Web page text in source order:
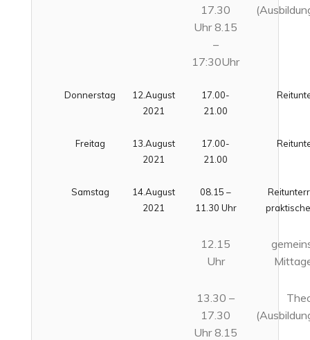
17.30
Uhr 8.15
–
17:30Uhr
Donnerstag
12.August
2021
17.00-
21.00
Freitag
13.August
2021
17.00-
21.00
Samstag
14.August
2021
08.15 –
11.30 Uhr
12.15
Uhr
13.30 –
17.30
Uhr 8.15